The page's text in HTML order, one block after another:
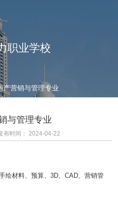
职业学校
产营销与管理专业
与管理专业
布时间： 2024-04-22
绘材料、预算、3D、CAD、营销管